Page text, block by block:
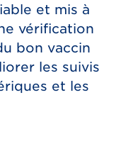
et mis à
vérification
bon vaccin
les suivis
et les